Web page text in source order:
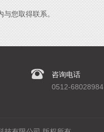
您取得联系。
咨询电话
0512-68028984